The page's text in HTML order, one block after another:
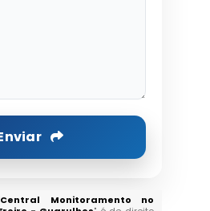
Central Monitoramento no